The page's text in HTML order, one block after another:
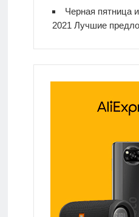
Черная пятница
2021 Лучшие